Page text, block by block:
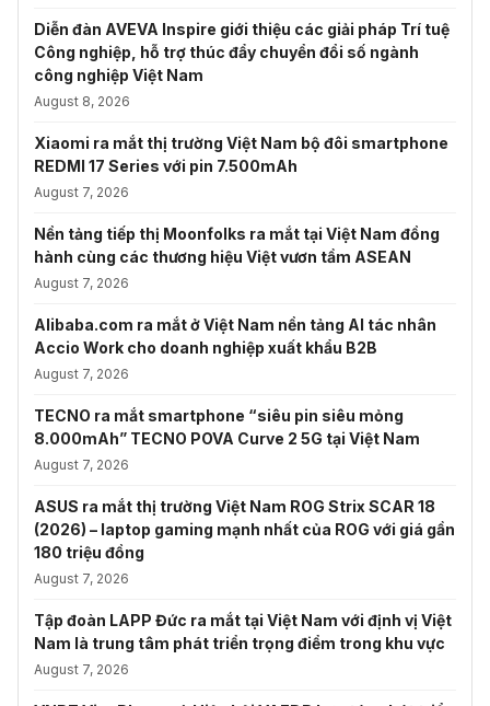
Diễn đàn AVEVA Inspire giới thiệu các giải pháp Trí tuệ
Công nghiệp, hỗ trợ thúc đẩy chuyển đổi số ngành
công nghiệp Việt Nam
August 8, 2026
Xiaomi ra mắt thị trường Việt Nam bộ đôi smartphone
REDMI 17 Series với pin 7.500mAh
August 7, 2026
Nền tảng tiếp thị Moonfolks ra mắt tại Việt Nam đồng
hành cùng các thương hiệu Việt vươn tầm ASEAN
August 7, 2026
Alibaba.com ra mắt ở Việt Nam nền tảng AI tác nhân
Accio Work cho doanh nghiệp xuất khẩu B2B
August 7, 2026
TECNO ra mắt smartphone “siêu pin siêu mỏng
8.000mAh” TECNO POVA Curve 2 5G tại Việt Nam
August 7, 2026
ASUS ra mắt thị trường Việt Nam ROG Strix SCAR 18
(2026) – laptop gaming mạnh nhất của ROG với giá gần
180 triệu đồng
August 7, 2026
Tập đoàn LAPP Đức ra mắt tại Việt Nam với định vị Việt
Nam là trung tâm phát triển trọng điểm trong khu vực
August 7, 2026